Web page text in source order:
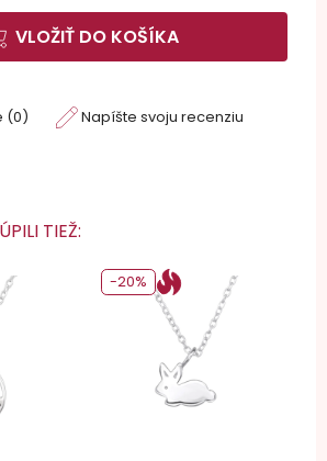
VLOŽIŤ DO KOŠÍKA
(0) Napíšte svoju recenziu
TIEŽ:
-20%